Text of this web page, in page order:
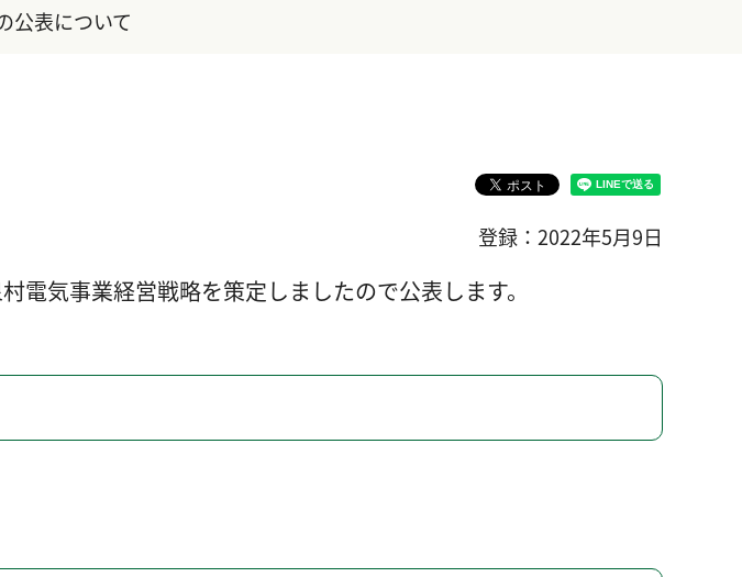
公表について
登録：2022年5月9日
気事業経営戦略を策定しましたので公表します。